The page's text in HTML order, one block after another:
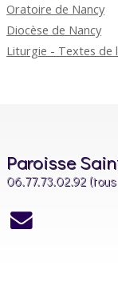
Oratoire de Nancy
Diocèse de Nancy
Liturgie - Textes de
Paroisse
06.77.73.02.92